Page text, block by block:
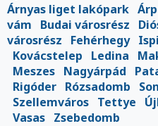
Árnyas liget lakópark
vám
Budai városrész
városrész
Fehérhegy
Kovácstelep
Ledina
Meszes Nagyárpád
Rigóder Rózsadomb
Szellemváros Tettye
Vasas Zsebedomb